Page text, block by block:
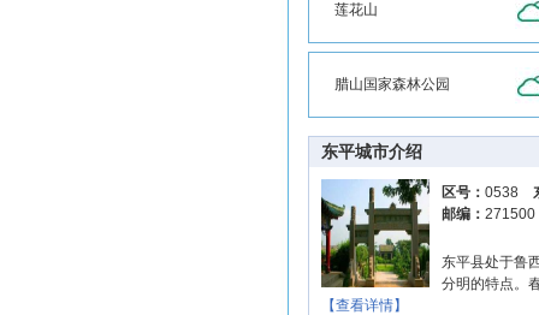
莲花山
腊山国家森林公园
东平城市介绍
区号： 0538
邮编：
东平县处于鲁
分明的特点。
【查看详情】